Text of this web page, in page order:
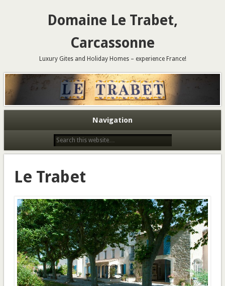
Domaine Le Trabet,
Carcassonne
Luxury Gites and Holiday Homes – experience France!
Navigation
Le Trabet